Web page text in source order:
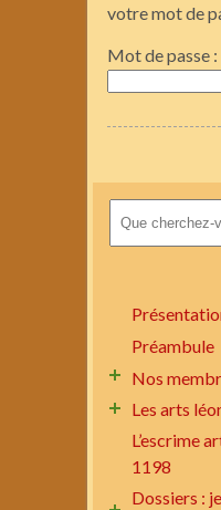
votre mot de
Mot de passe :
Préambule
Nos
Les arts
L’escrime
1198
Dossiers :